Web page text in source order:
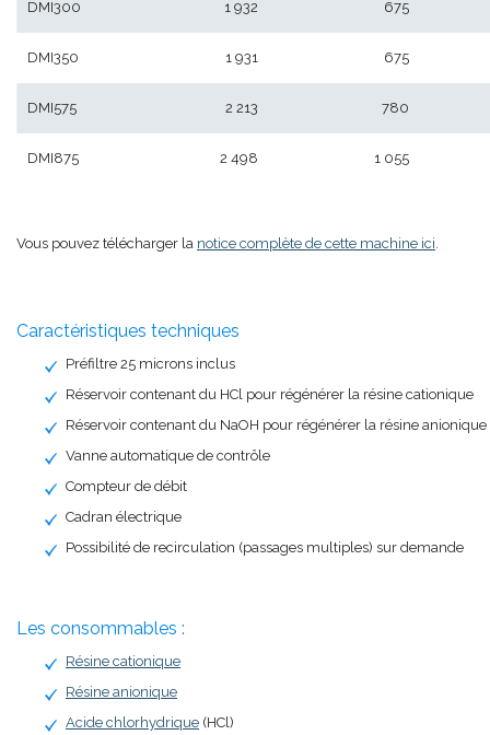
DMI300 1 932 675
DMI350 1 931 675
DMI575 2 213 780
DMI875 2 498 1 055
Vous pouvez télécharger la notice complète de cette machine ici.
Caractéristiques techniques
Préfiltre 25 microns inclus
Réservoir contenant du HCl pour régénérer la résine cationique
Réservoir contenant du NaOH pour régénérer la résine anionique
Vanne automatique de contrôle
Compteur de débit
Cadran électrique
Possibilité de recirculation (passages multiples) sur demande
Les consommables :
Résine cationique
Résine anionique
Acide chlorhydrique (HCl)